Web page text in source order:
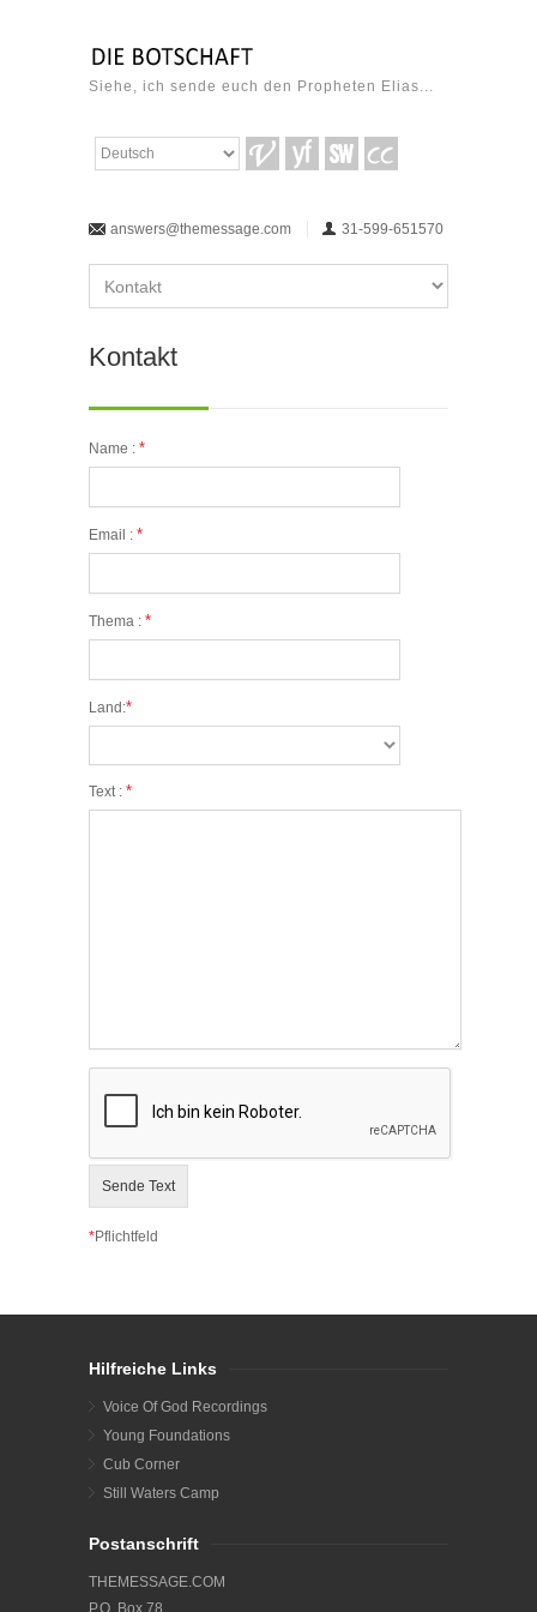
Siehe, ich sende euch den Propheten Elias...
answers@themessage.com 31-599-651570
Kontakt
Name : *
Email : *
Thema : *
Land:*
Text : *
Sende Text
*Pflichtfeld
Hilfreiche Links
Voice Of God Recordings
Young Foundations
Cub Corner
Still Waters Camp
Postanschrift
THEMESSAGE.COM
P.O. Box 78